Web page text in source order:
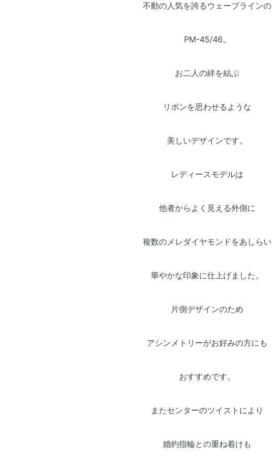
不動の人気を誇るウェーブラインの
PM-45/46。
お二人の絆を結ぶ
リボンを思わせるような
美しいデザインです。
レディースモデルは
他者からよく見える外側に
複数のメレダイヤモンドをあしらい
華やかな印象に仕上げました。
片側デザインのため
アシンメトリーがお好みの方にも
おすすめです。
またセンターのツイストにより
婚約指輪との重ね着けも